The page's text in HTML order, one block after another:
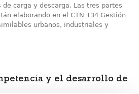
carga y descarga. Las tres partes
elaborando en el CTN 134 Gestión
urbanos, industriales y
y el desarrollo de